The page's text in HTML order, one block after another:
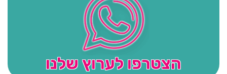
הצטרפו לערוץ שלנו